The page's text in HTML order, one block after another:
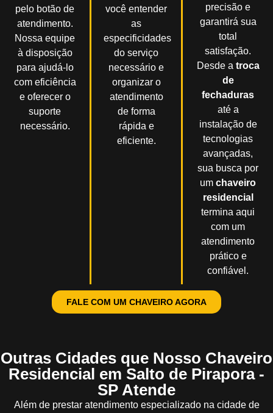
pelo botão de
atendimento.
Nossa equipe
à disposição
para ajudá-lo
com eficiência
e oferecer o
suporte
necessário.
você entender
as
especificidades
do serviço
necessário e
organizar o
atendimento
de forma
rápida e
eficiente.
precisão e
garantirá sua
total
satisfação.
Desde a troca
de
fechaduras
até a
instalação de
tecnologias
avançadas,
sua busca por
umchaveiro
residencial
termina aqui
com um
atendimento
prático e
confiável.
FALE COM UM CHAVEIRO AGORA
Outras Cidades que Nosso Chaveiro
Residencial em Salto de Pirapora -
SP Atende
Além de prestar atendimento especializado na cidade de